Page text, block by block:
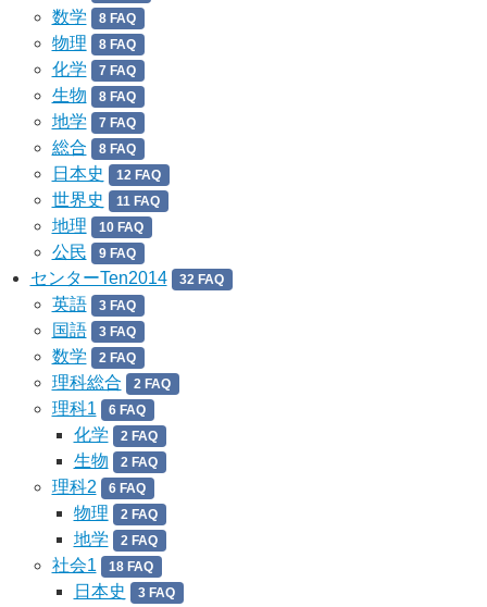
数学 8 FAQ
物理 8 FAQ
化学 7 FAQ
生物 8 FAQ
地学 7 FAQ
総合 8 FAQ
日本史 12 FAQ
世界史 11 FAQ
地理 10 FAQ
公民 9 FAQ
センターTen2014 32 FAQ
英語 3 FAQ
国語 3 FAQ
数学 2 FAQ
理科総合 2 FAQ
理科1 6 FAQ
化学 2 FAQ
生物 2 FAQ
理科2 6 FAQ
物理 2 FAQ
地学 2 FAQ
社会1 18 FAQ
日本史 3 FAQ